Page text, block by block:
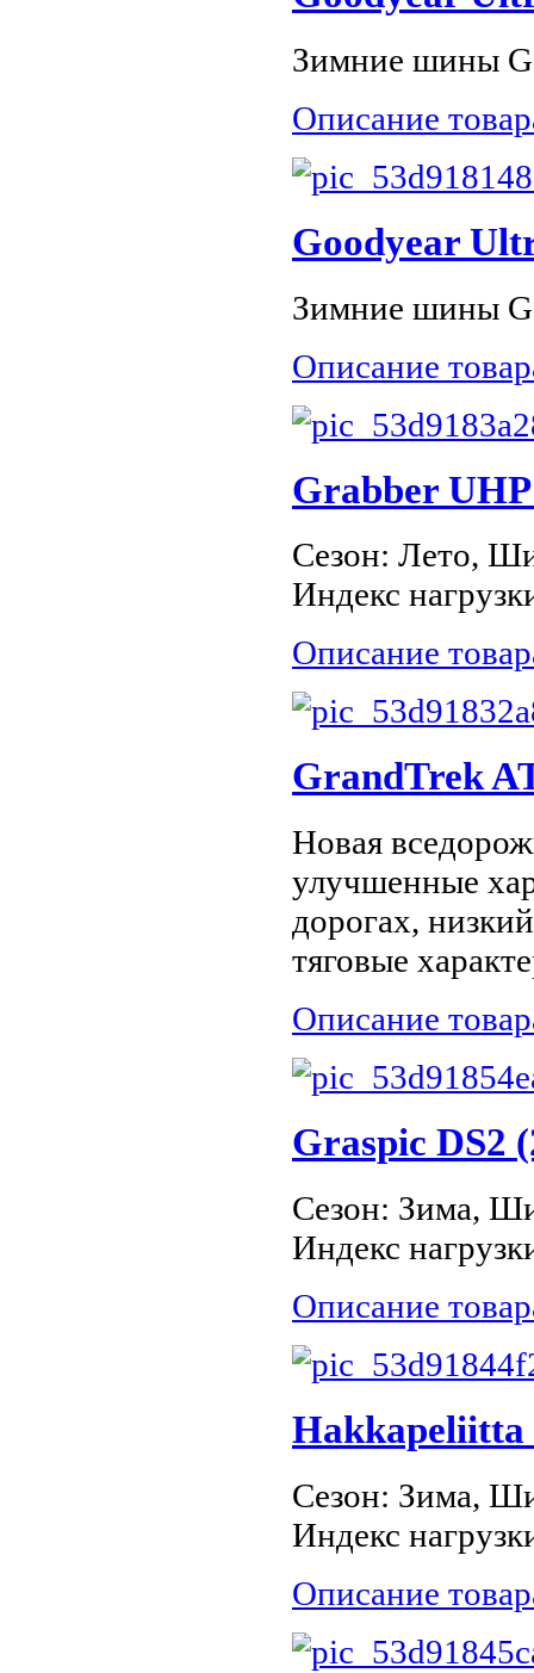
Зимние шины
Описание
Goodyear
Зимние шины
Описание
Grabber
Сезон: Лето,
Индекс
Описание
GrandTrek
Новая
улучшенные
дорогах,
тяговые
Описание
Graspic DS2
Сезон: Зима,
Индекс
Описание
Hakkapeliitta
Сезон: Зима,
Индекс
Описание